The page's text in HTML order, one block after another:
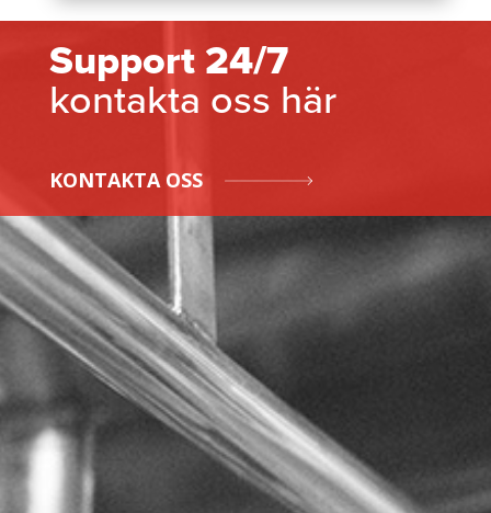
Support 24/7
kontakta oss här
KONTAKTA OSS